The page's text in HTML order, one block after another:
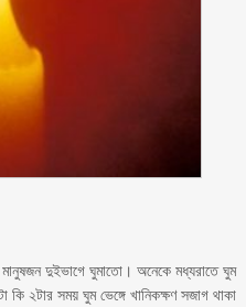
মানুষজন দুইভাগে ঘুমাতো। অনেকে মধ্যরাতে ঘুম
২টার সময় ঘুম ভেঙ্গে খানিকক্ষণ সজাগ থাকা